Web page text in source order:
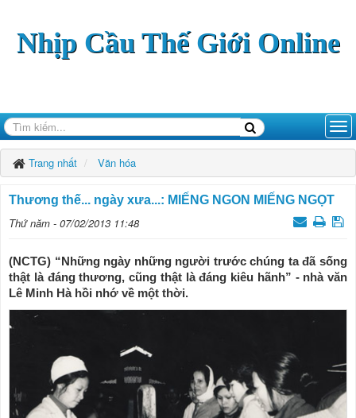
Nhịp Cầu Thế Giới Online
Trang nhất Văn hóa
Thương thế... ngày xưa...: MIẾNG NGON MIẾNG NGỌT
Thứ năm - 07/02/2013 11:48
(NCTG) “Những ngày những người trước chúng ta đã sống
thật là đáng thương, cũng thật là đáng kiêu hãnh” - nhà văn
Lê Minh Hà hồi nhớ về một thời.